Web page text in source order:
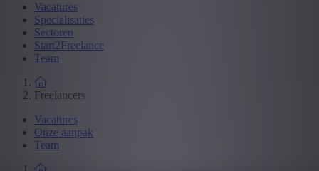
Vacatures
Specialisaties
Sectoren
Start2Freelance
Team
Freelancers
Vacatures
Onze aanpak
Team